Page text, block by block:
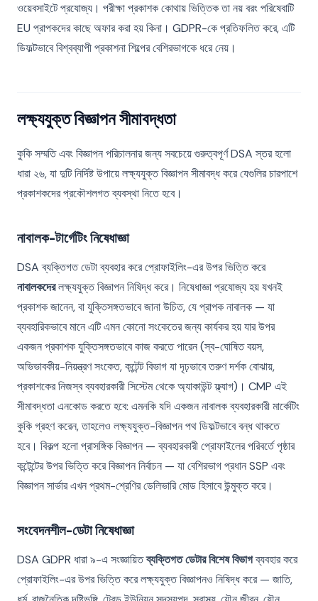
ওয়েবসাইটে প্রযোজ্য। পরীক্ষা প্রকাশক কোথায় ভিত্তিক তা নয় বরং পরিষেবাটি
EU প্রাপকদের কাছে অফার করা হয় কিনা। GDPR-কে প্রতিফলিত করে, এটি
ডিফল্টভাবে বিশ্বব্যাপী প্রকাশনা শিল্পের বেশিরভাগকে ধরে নেয়।
লক্ষ্যযুক্ত বিজ্ঞাপন সীমাবদ্ধতা
কুকি সম্মতি এবং বিজ্ঞাপন পরিচালনার জন্য সবচেয়ে গুরুত্বপূর্ণ DSA স্তর হলো
ধারা ২৬, যা দুটি নির্দিষ্ট উপায়ে লক্ষ্যযুক্ত বিজ্ঞাপন সীমাবদ্ধ করে যেগুলির চারপাশে
প্রকাশকদের প্রকৌশলগত ব্যবস্থা নিতে হবে।
নাবালক-টার্গেটিং নিষেধাজ্ঞা
DSA ব্যক্তিগত ডেটা ব্যবহার করে প্রোফাইলিং-এর উপর ভিত্তি করে
নাবালকদেরলক্ষ্যযুক্ত বিজ্ঞাপন নিষিদ্ধ করে। নিষেধাজ্ঞা প্রযোজ্য হয় যখনই
প্রকাশক জানেন, বা যুক্তিসঙ্গতভাবে জানা উচিত, যে প্রাপক নাবালক — যা
ব্যবহারিকভাবে মানে এটি এমন কোনো সংকেতের জন্য কার্যকর হয় যার উপর
একজন প্রকাশক যুক্তিসঙ্গতভাবে কাজ করতে পারেন (স্ব-ঘোষিত বয়স,
অভিভাবকীয়-নিয়ন্ত্রণ সংকেত, কন্টেন্ট বিভাগ যা দৃঢ়ভাবে তরুণ দর্শক বোঝায়,
প্রকাশকের নিজস্ব ব্যবহারকারী সিস্টেম থেকে অ্যাকাউন্ট ফ্ল্যাগ)। CMP এই
সীমাবদ্ধতা এনকোড করতে হবে: এমনকি যদি একজন নাবালক ব্যবহারকারী মার্কেটিং
কুকি গ্রহণ করেন, তাহলেও লক্ষ্যযুক্ত-বিজ্ঞাপন পথ ডিফল্টভাবে বন্ধ থাকতে
হবে। বিকল্প হলো প্রাসঙ্গিক বিজ্ঞাপন — ব্যবহারকারী প্রোফাইলের পরিবর্তে পৃষ্ঠার
কন্টেন্টের উপর ভিত্তি করে বিজ্ঞাপন নির্বাচন — যা বেশিরভাগ প্রধান SSP এবং
বিজ্ঞাপন সার্ভার এখন প্রথম-শ্রেণির ডেলিভারি মোড হিসাবে উন্মুক্ত করে।
সংবেদনশীল-ডেটা নিষেধাজ্ঞা
DSA GDPR ধারা ৯-এ সংজ্ঞায়িতব্যক্তিগত ডেটার বিশেষ বিভাগব্যবহার করে
প্রোফাইলিং-এর উপর ভিত্তি করে লক্ষ্যযুক্ত বিজ্ঞাপনও নিষিদ্ধ করে — জাতি,